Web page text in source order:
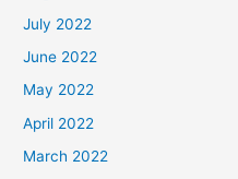
July 2022
June 2022
May 2022
April 2022
March 2022